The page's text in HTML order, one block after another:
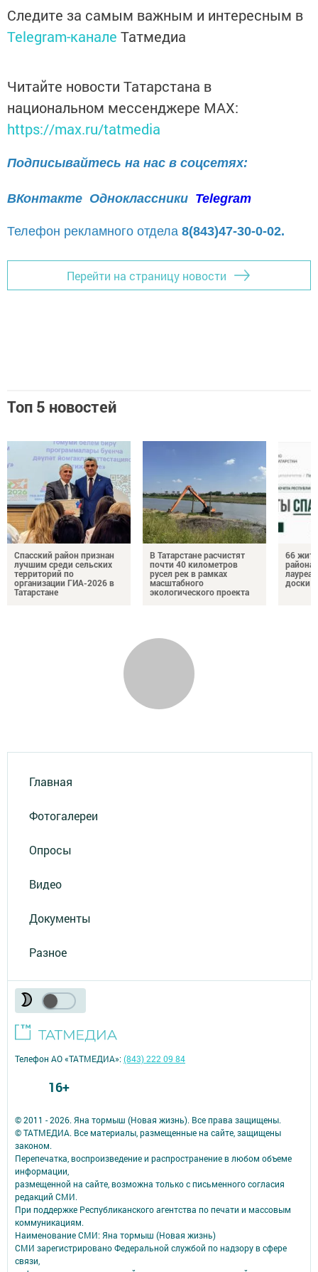
Следите за самым важным и интересным в
Telegram-канале Татмедиа
Читайте новости Татарстана в
национальном мессенджере MАХ:
https://max.ru/tatmedia
Подписывайтесь на нас в соцсетях:
ВКонтакте Одноклассники Telegram
Телефон рекламного отдела 8(843)47-30-0-02.
Перейти на страницу новости
Топ 5 новостей
Спасский район признан
лучшим среди сельских
территорий по
организации ГИА-2026 в
Татарстане
В Татарстане расчистят
почти 40 километров
русел рек в рамках
масштабного
экологического проекта
66
района
доски
Главная
Фотогалереи
Опросы
Видео
Документы
Разное
© 2011 - 2026. Яна тормыш (Новая жизнь). Все права защищены.
© ТАТМЕДИА. Все материалы, размещенные на сайте, защищены
законом.
Перепечатка, воспроизведение и распространение в любом объеме
информации,
размещенной на сайте, возможна только с письменного согласия
редакций СМИ.
При поддержке Республиканского агентства по печати и массовым
коммуникациям.
Наименование СМИ: Яна тормыш (Новая жизнь)
СМИ зарегистрировано Федеральной службой по надзору в сфере
связи,
Телефон АО «ТАТМЕДИА»:(843) 222 09 84
16+